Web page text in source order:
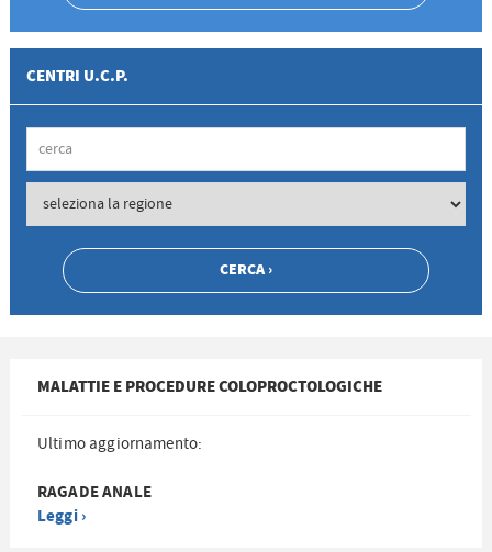
CENTRI U.C.P.
MALATTIE E PROCEDURE COLOPROCTOLOGICHE
Ultimo aggiornamento:
RAGADE ANALE
Leggi ›